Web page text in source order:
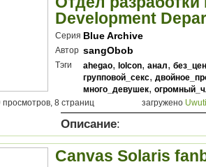
Development
Серия Blue Archive
Автор sangObob
Тэги ahegao, lolcon, анал,
групповой_секс,
много_девушек,
8 страниц
загружено
Описание:
Canvas Solaris